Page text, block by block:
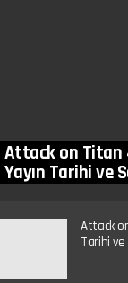
Attack on Titan
Yayın Tarihi ve
Attack
Tarihi